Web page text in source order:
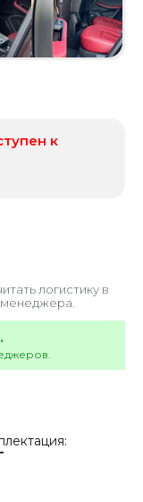
к
логистику в